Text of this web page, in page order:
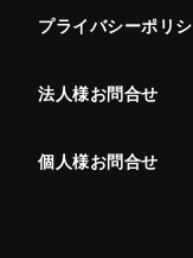
プライバシーポリ
法人様お問合せ
個人様お問合せ